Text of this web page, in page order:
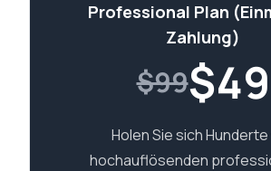
Professional Plan
Zahlung)
$99$49
Holen Sie sich
hochauflösenden